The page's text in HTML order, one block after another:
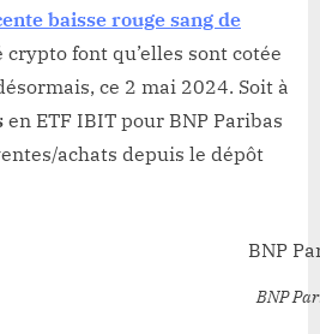
baisse rouge sang de
font qu’elles sont cotée
ce 2 mai 2024. Soit à
en ETF IBIT pour BNP Paribas
achats depuis le dépôt
BNP